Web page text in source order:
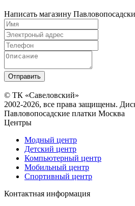
Написать магазину
© ТК «Савеловский»
2002-2026, все права защищены.
Павловопосадские платки Москва
Центры
Модный центр
Детский центр
Компьютерный центр
Мобильный центр
Спортивный центр
Контактная информация